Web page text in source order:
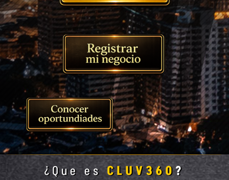
¿Que es CLUV360?